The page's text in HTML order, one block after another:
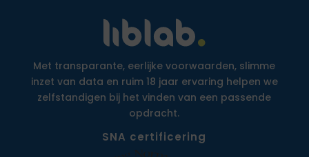
Met transparante, eerlijke voorwaarden, slimme
inzet van data en ruim 18 jaar ervaring helpen we
zelfstandigen bij het vinden van een passende
opdracht.
SNA certificering